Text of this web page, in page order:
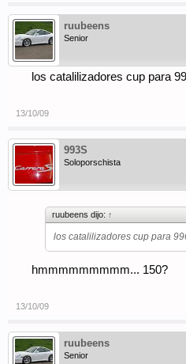
ruubeens
Senior
los catalilizadores cup para
13/10/09
993S
Soloporschista
ruubeens dijo: ↑
los catalilizadores cup para
hmmmmmmmmm... 150?
13/10/09
ruubeens
Senior